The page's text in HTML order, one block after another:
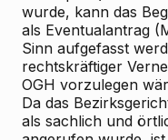
wurde, kann das
als Eventualantrag
Sinn aufgefasst
rechtskräftiger
OGH vorzulegen
Da das
als sachlich und